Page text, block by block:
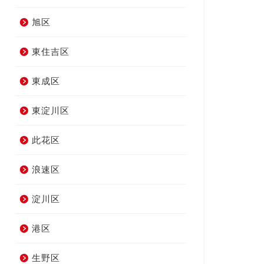
旭区
東住吉区
東成区
東淀川区
此花区
浪速区
淀川区
港区
生野区